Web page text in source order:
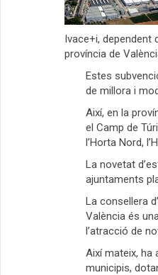
Ivace+i, dependent
província de
Estes
de millora i
Així, en la
el Camp de
l’Horta Nord,
La novetat
ajuntaments
La consellera
València és
l’atracció de
Així mateix, ha
municipis,